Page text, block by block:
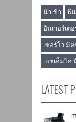
นำเข้า พี
อินเวอร์เตอ
เซอร์โว มิ
เอชเอ็มไอ
LATEST